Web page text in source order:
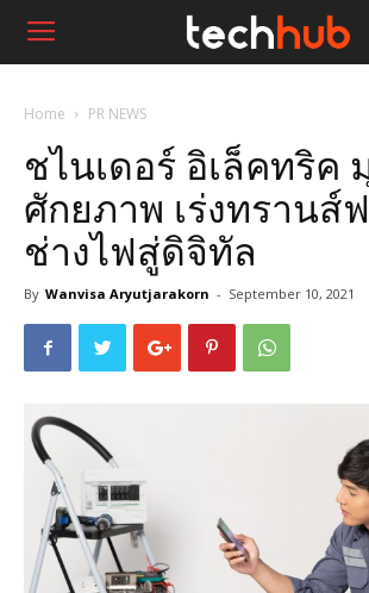
Home PR NEWS
ชไนเดอร์ อิเล็คทริค
ศักยภาพ เร่งทรานส์
ช่างไฟสู่ดิจิทัล
By Wanvisa Aryutjarakorn - September 10, 2021